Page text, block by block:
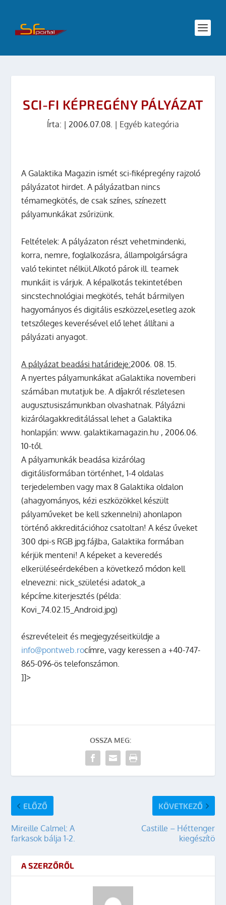
SCI-FI KÉPREGÉNY PÁLYÁZAT
Írta: | 2006.07.08. | Egyéb kategória
A Galaktika Magazin ismét sci-fiképregény rajzoló
pályázatot hirdet. A pályázatban nincs
témamegkötés, de csak színes, színezett
pályamunkákat zsűrizünk.
Feltételek: A pályázaton részt vehetmindenki,
korra, nemre, foglalkozásra, állampolgárságra
való tekintet nélkül.Alkotó párok ill. teamek
munkáit is várjuk. A képalkotás tekintetében
sincstechnológiai megkötés, tehát bármilyen
hagyományos és digitális eszközzel,esetleg azok
tetszőleges keverésével elő lehet állítani a
pályázati anyagot.
A pályázat beadási határideje:2006. 08. 15.
A nyertes pályamunkákat aGalaktika novemberi
számában mutatjuk be. A díjakról részletesen
augusztusiszámunkban olvashatnak. Pályázni
kizárólagakkreditálással lehet a Galaktika
honlapján: www. galaktikamagazin.hu ,2006.06.
10-től.
A pályamunkák beadása kizárólag
digitálisformában történhet, 1-4 oldalas
terjedelemben vagy max 8 Galaktika oldalon
(ahagyományos, kézi eszközökkel készült
pályaműveket be kell szkennelni) ahonlapon
történő akkreditációhoz csatoltan! A kész űveket
300 dpi-s RGB jpg.fájlba, Galaktika formában
kérjük menteni! A képeket a keveredés
elkerüléseérdekében a következő módon kell
elnevezni: nick_születési adatok_a
képcíme.kiterjesztés (példa:
Kovi_74.02.15_Android.jpg)
észrevételeit és megjegyzéseitküldje a
info@pontweb.rocímre, vagy keressen a +40-747-
865-096-ös telefonszámon.
]]>
OSSZA MEG:
ELŐZŐ
Mireille Calmel: A
farkasok bálja 1-2.
KÖVETKEZŐ
Castille – Héttenger
kiegészítö
A SZERZŐRŐL